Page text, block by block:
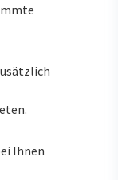
Ihnen